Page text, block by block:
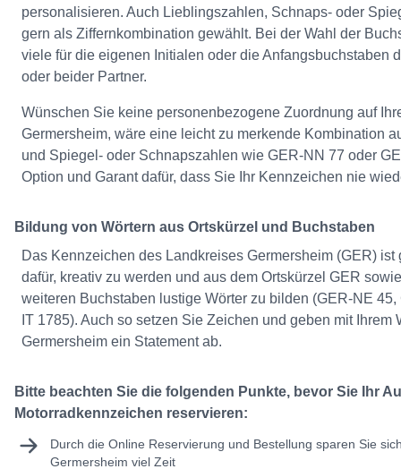
personalisieren. Auch Lieblingszahlen, Schnaps- oder
gern als Ziffernkombination gewählt. Bei der Wahl der
viele für die eigenen Initialen oder die Anfangsbuchstaben
oder beider Partner.
Wünschen Sie keine personenbezogene Zuordnung auf
Germersheim, wäre eine leicht zu merkende Kombination
und Spiegel- oder Schnapszahlen wie GER-NN 77 oder
Option und Garant dafür, dass Sie Ihr Kennzeichen nie
Bildung von Wörtern aus Ortskürzel und Buchstaben
Das Kennzeichen des Landkreises Germersheim (GER) ist
dafür, kreativ zu werden und aus dem Ortskürzel GER
weiteren Buchstaben lustige Wörter zu bilden (GER-NE
IT 1785). Auch so setzen Sie Zeichen und geben mit Ihrem
Germersheim ein Statement ab.
Bitte beachten Sie die folgenden Punkte, bevor Sie Ihr
Motorradkennzeichen reservieren:
Durch die Online Reservierung und Bestellung sparen Sie
Germersheim viel Zeit